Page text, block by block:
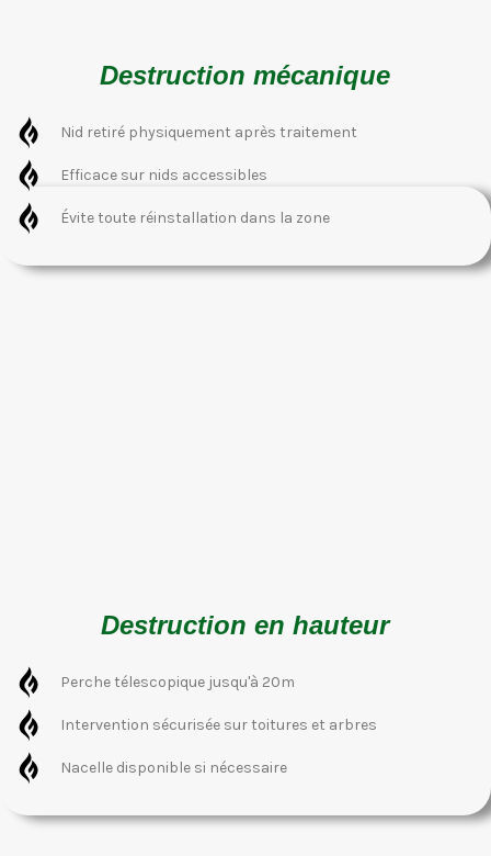
Destruction mécanique
Nid retiré physiquement après traitement
Efficace sur nids accessibles
Évite toute réinstallation dans la zone
Destruction en hauteur
Perche télescopique jusqu'à 20m
Intervention sécurisée sur toitures et arbres
Nacelle disponible si nécessaire